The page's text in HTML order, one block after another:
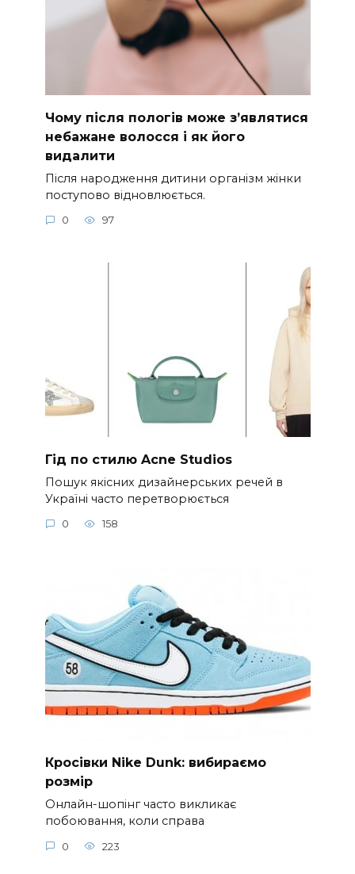
Чому після пологів може з’являтися
небажане волосся і як його
видалити
Після народження дитини організм жінки
поступово відновлюється.
0 97
Гід по стилю Acne Studios
Пошук якісних дизайнерських речей в
Україні часто перетворюється
0 158
Кросівки Nike Dunk: вибираємо
розмір
Онлайн-шопінг часто викликає
побоювання, коли справа
0 223